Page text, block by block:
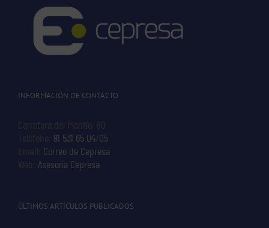
INFORMACIÓN DE CONTACTO
Carretera del Plantío, 80
Teléfono: 91 531 65 04 05
Email: Correo de Cepresa
Web: Asesoría Cepresa
ÚLTIMOS ARTÍCULOS PUBLICADOS